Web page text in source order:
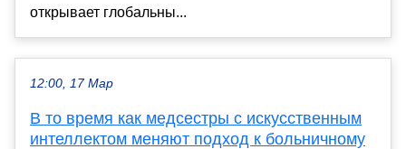
открывает глобальны...
12:00, 17 Мар
В то время как медсестры с искусственным
интеллектом меняют подход к больничному